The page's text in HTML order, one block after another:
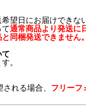
望日にお届けできな
通常商品より発送に
同梱発送できません。
て
。
れる場合、 フリーフ